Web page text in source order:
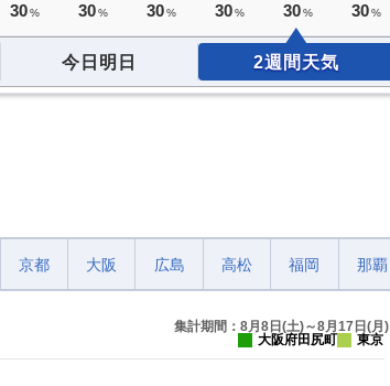
30% 30% 30% 30 % 30 % 30 %
今日明日 2週間天気
京都 大阪 広島 高松 福岡 那覇
集計期間：8月8日(土)～8月17日(月)
大阪府田尻町
東京